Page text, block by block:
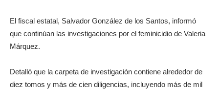
El fiscal estatal, Salvador González de los Santos, informó
que continúan las investigaciones por el feminicidio de Valeria
Márquez.
Detalló que la carpeta de investigación contiene alrededor de
diez tomos y más de cien diligencias, incluyendo más de mil